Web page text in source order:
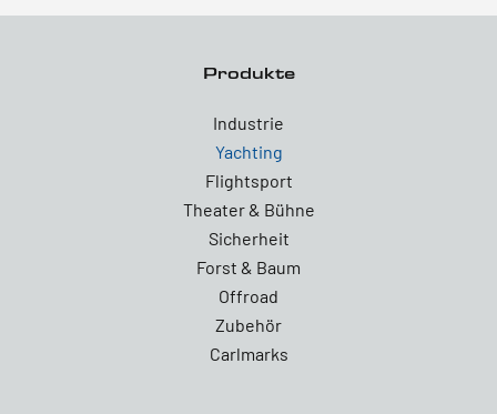
Produkte
Industrie
Yachting
Flightsport
Theater & Bühne
Sicherheit
Forst & Baum
Offroad
Zubehör
Carlmarks